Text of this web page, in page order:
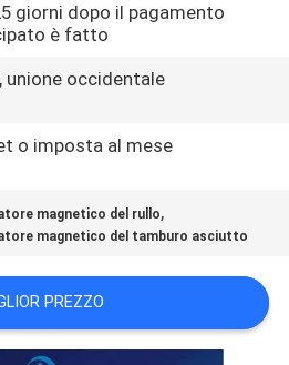
giorni dopo il pagamento
è fatto
unione occidentale
o imposta al mese
magnetico del rullo,
magnetico del tamburo asciutto
PREZZO